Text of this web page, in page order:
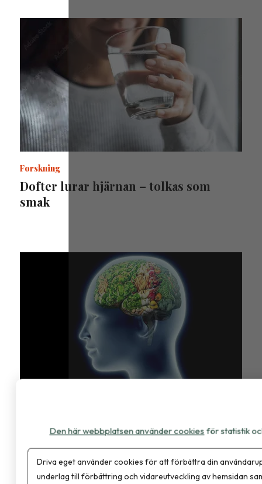
Forskning
Dofter lurar hjärnan – tolkas som
smak
Den här webbplatsen använder cookies för statistik
Driva eget använder cookies för att förbättra din
underlag till förbättring och vidareutveckling av hemsidan